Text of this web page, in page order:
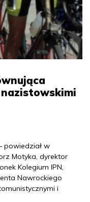
powiedział w
Motyka, dyrektor
Kolegium IPN,
Nawrockiego
i